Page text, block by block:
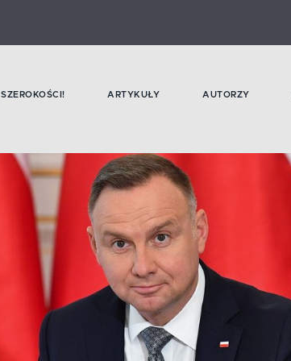
SZEROKOŚCI! ARTYKUŁY AUTORZY